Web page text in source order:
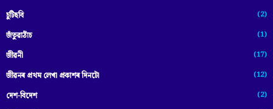
চুটিছবি (2)
জঁতুৱাঠাঁচ (1)
জীৱনী (17)
জীৱনৰ প্ৰথম লেখা প্ৰকাশৰ দিনটো (12)
দেশ-বিদেশ (2)